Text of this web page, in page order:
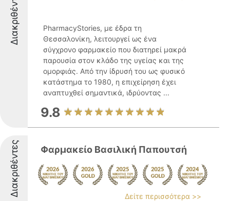
Διακριθέντες
PharmacyStories, με έδρα τη
Θεσσαλονίκη, λειτουργεί ως ένα
σύγχρονο φαρμακείο που διατηρεί μακρά
παρουσία στον κλάδο της υγείας και της
ομορφιάς. Από την ίδρυσή του ως φυσικό
κατάστημα το 1980, η επιχείρηση έχει
αναπτυχθεί σημαντικά, ιδρύοντας ...
9.8
Διακριθέντες Φαρμακείο Βασιλική Παπουτσή
Δείτε περισσότερα >>